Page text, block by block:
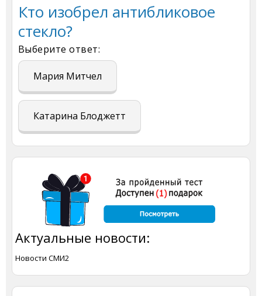
Кто изобрел антибликовое
стекло?
Выберите ответ:
Мария Митчел
Катарина Блоджетт
Актуальные новости:
Новости СМИ2